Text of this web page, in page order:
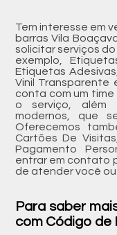
Tem interesse em
barras Vila
solicitar serviços
exemplo,
Etiquetas
Vinil Transparente
conta com um
o serviço, além
modernos, que
Oferecemos
Cartões De
Pagamento
entrar em contato
de atender você
Para saber
com Código de